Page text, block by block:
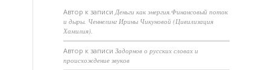
Автор к записиДеньги как энергия.Финансовый поток
и дыры. Ченнелинг Ирины Чикуновой (Цивилизация
Хамилия).
Aвтор к записиЗадорнов о русских словах и
происхождение звуков